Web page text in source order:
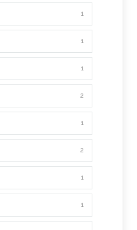
1
1
1
2
1
2
1
1